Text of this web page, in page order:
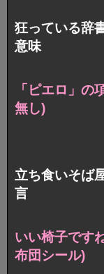
狂っている辞
意味
「ピエロ」
無し)
立ち食いそば
言
いい椅子です
布団シール)